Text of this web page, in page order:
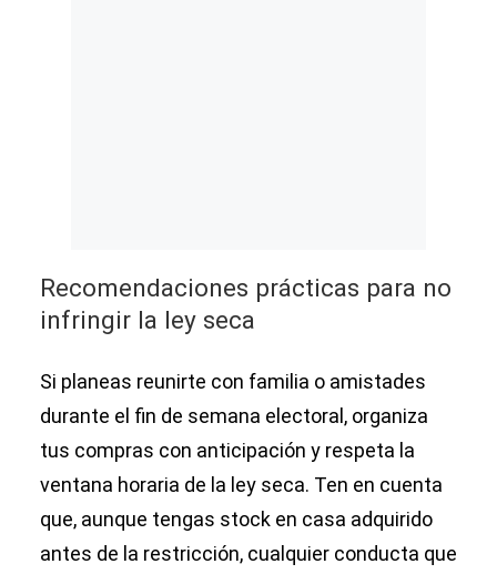
Recomendaciones prácticas para no
infringir la ley seca
Si planeas reunirte con familia o amistades
durante el fin de semana electoral, organiza
tus compras con anticipación y respeta la
ventana horaria de la ley seca. Ten en cuenta
que, aunque tengas stock en casa adquirido
antes de la restricción, cualquier conducta que